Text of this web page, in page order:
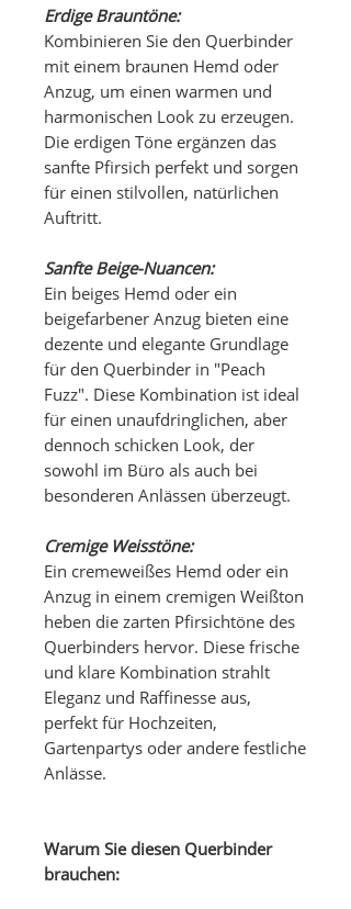
Erdige Brauntöne:
Kombinieren Sie den Querbinder
mit einem braunen Hemd oder
Anzug, um einen warmen und
harmonischen Look zu erzeugen.
Die erdigen Töne ergänzen das
sanfte Pfirsich perfekt und sorgen
für einen stilvollen, natürlichen
Auftritt.
Sanfte Beige-Nuancen:
Ein beiges Hemd oder ein
beigefarbener Anzug bieten eine
dezente und elegante Grundlage
für den Querbinder in "Peach
Fuzz". Diese Kombination ist ideal
für einen unaufdringlichen, aber
dennoch schicken Look, der
sowohl im Büro als auch bei
besonderen Anlässen überzeugt.
Cremige Weisstöne:
Ein cremeweißes Hemd oder ein
Anzug in einem cremigen Weißton
heben die zarten Pfirsichtöne des
Querbinders hervor. Diese frische
und klare Kombination strahlt
Eleganz und Raffinesse aus,
perfekt für Hochzeiten,
Gartenpartys oder andere festliche
Anlässe.
Warum Sie diesen Querbinder
brauchen: